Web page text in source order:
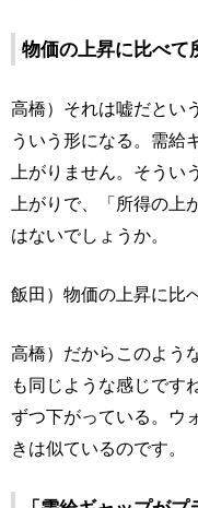
物価の上昇に比べて
高橋）それは嘘だとい
ういう形になる。需給
上がりません。そう
上がりで、「所得の
はないでしょうか。
飯田）物価の上昇に比
高橋）だからこのよう
も同じような感じです
ずつ下がっている。ウ
きは似ているのです。